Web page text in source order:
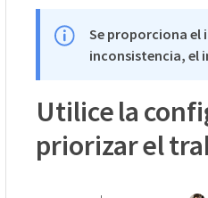
Se proporciona el
inconsistencia, el
Utilice la
priorizar el